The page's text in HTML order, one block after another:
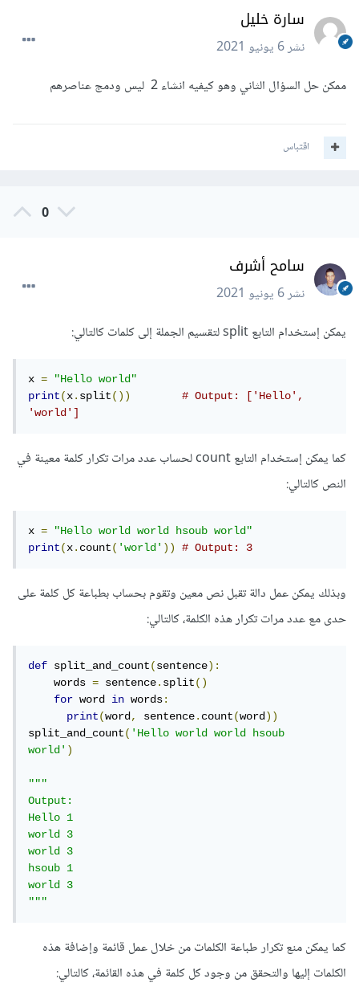
سارة خليل
نشر6 يونيو 2021
ممكن حل السؤال الثاني وهو كيفيه انشاء 2 ليس ودمج عناصرهم
اقتباس
0
سامح أشرف
نشر6 يونيو 2021
يمكن إستخدام التابع split لتقسيم الجملة إلى كلمات كالتالي:
x =
"Hello world"
print(x.split())
# Output: ['Hello',
'world']
كما يمكن إستخدام التابع count لحساب عدد مرات تكرار كلمة معينة في
النص كالتالي:
x =
"Hello world world hsoub world"
print(x.count('world')) # Output: 3
وبذلك يمكن عمل دالة تقبل نص معين وتقوم بحساب بطباعة كل كلمة على
حدى مع عدد مرات تكرار هذه الكلمة، كالتالي:
def split_and_count(sentence):
    words
= sentence.split()
for word in words:
print(word, sentence.count(word))
split_and_count('Hello world world hsoub
world')
"""
Output:
Hello 1
world 3
world 3
hsoub 1
world 3
"""
كما يمكن منع تكرار طباعة الكلمات من خلال عمل قائمة وإضافة هذه
الكلمات إليها والتحقق من وجود كل كلمة في هذه القائمة، كالتالي: